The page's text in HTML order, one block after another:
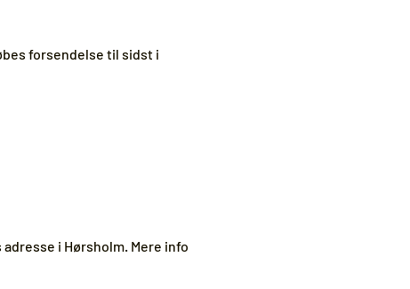
forsendelse til sidst i
i Hørsholm. Mere info